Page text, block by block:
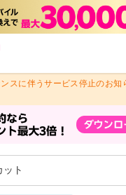
スに伴うサービス停止のお知
ト